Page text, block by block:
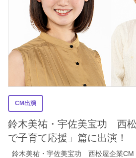
CM出演
鈴木美祐・宇佐美宝功 西
で子育て応援」篇に出演！
鈴木美祐・宇佐美宝功 西松屋企業CM